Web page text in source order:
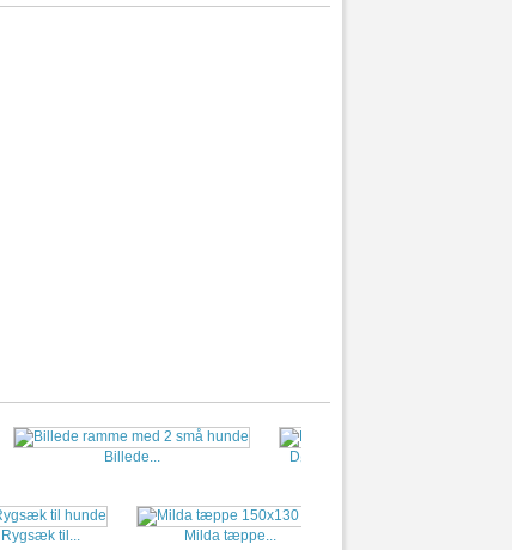
Billede... Dørmåtte
Rygsæk til... Milda tæppe...